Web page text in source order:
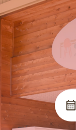
calendar_month